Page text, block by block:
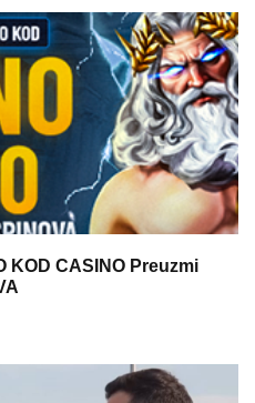
KOD CASINO Preuzmi